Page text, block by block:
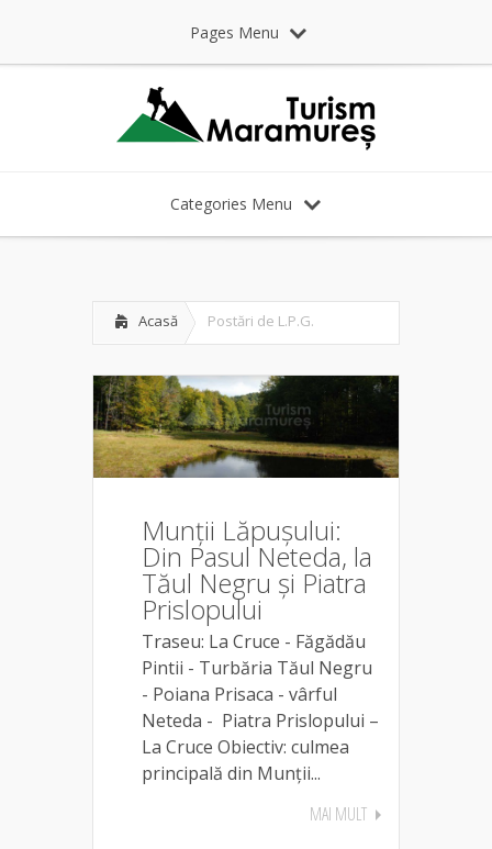
Pages Menu
Categories Menu
Acasă Postări de L.P.G.
Munții Lăpușului:
Din Pasul Neteda, la
Tăul Negru și Piatra
Prislopului
Traseu: La Cruce - Făgădău
Pintii - Turbăria Tăul Negru
- Poiana Prisaca - vârful
Neteda - Piatra Prislopului –
La Cruce Obiectiv: culmea
principală din Munții...
MAI MULT